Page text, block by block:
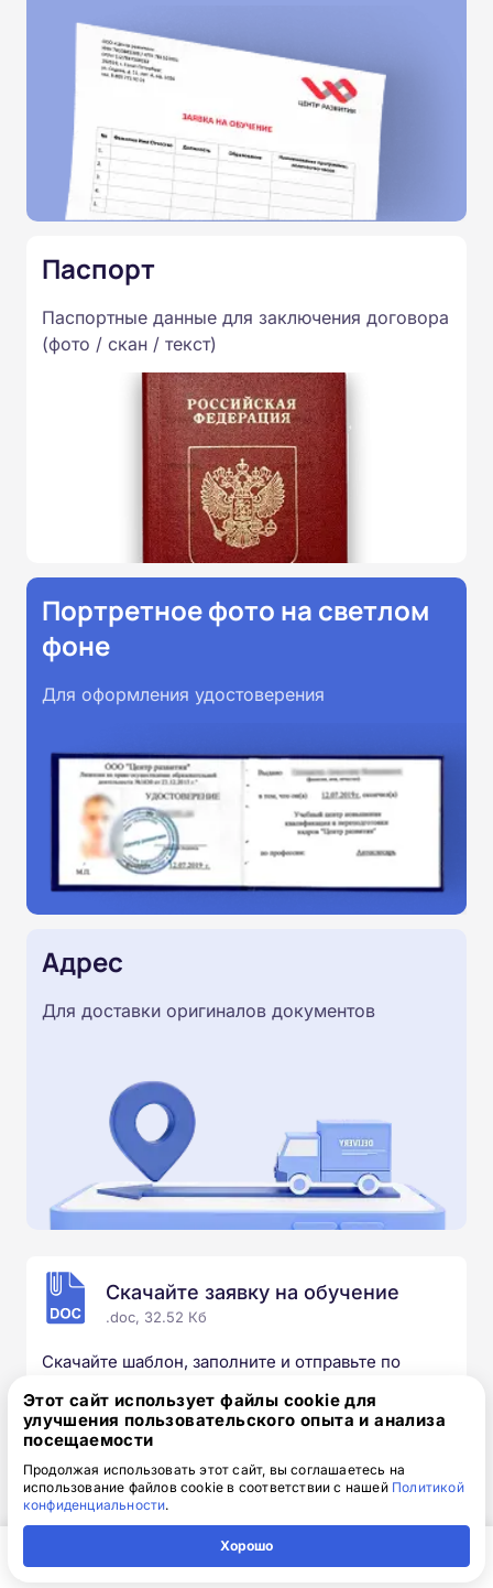
Паспорт
Паспортные данные для заключения договора
(фото / скан / текст)
Портретное фото на светлом
фоне
Для оформления удостоверения
Адрес
Для доставки оригиналов документов
Скачайте заявку на обучение
.doc, 32.52 Кб
Скачайте шаблон, заполните и отправьте по
Обязательно укажите контактный номер телефон.
Наш специалист свяжется с вами и утонит все
Выбирайте курс под свои цели
Этот сайт использует файлы cookie для
улучшения пользовательского опыта и анализа
посещаемости
Продолжая использовать этот сайт, вы соглашаетесь на
использование файлов cookie в соответствии с нашей Политикой
конфиденциальности.
Хорошо